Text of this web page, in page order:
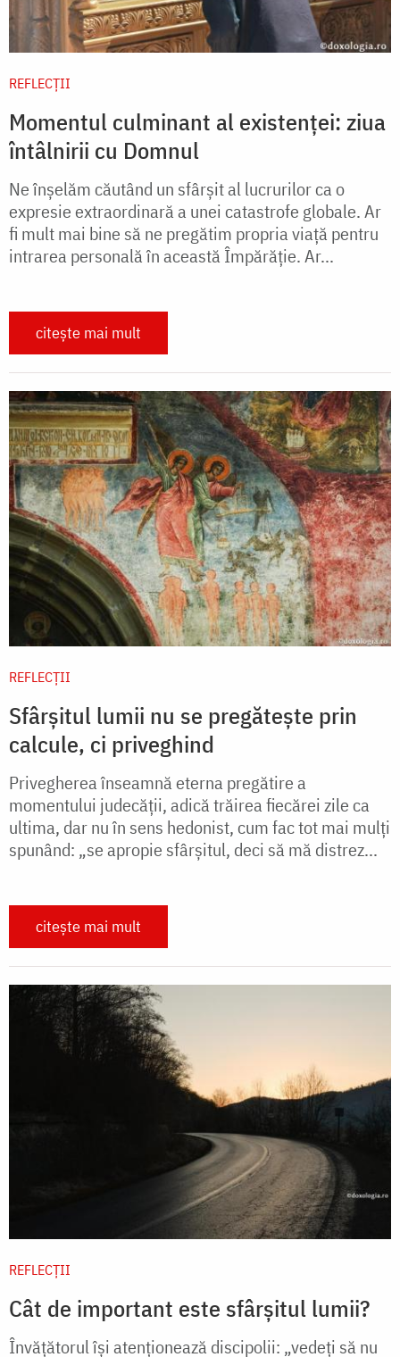
REFLECȚII
Momentul culminant al existenței: ziua
întâlnirii cu Domnul
Ne înșelăm căutând un sfârșit al lucrurilor ca o
expresie extraordinară a unei catastrofe globale. Ar
fi mult mai bine să ne pregătim propria viață pentru
intrarea personală în această Împărăție. Ar...
citește mai mult
REFLECȚII
Sfârșitul lumii nu se pregătește prin
calcule, ci priveghind
Privegherea înseamnă eterna pregătire a
momentului judecăţii, adică trăirea fiecărei zile ca
ultima, dar nu în sens hedonist, cum fac tot mai mulţi
spunând: „se apropie sfârşitul, deci să mă distrez...
citește mai mult
REFLECȚII
Cât de important este sfârșitul lumii?
Învățătorul își atenționează discipolii: „vedeți să nu